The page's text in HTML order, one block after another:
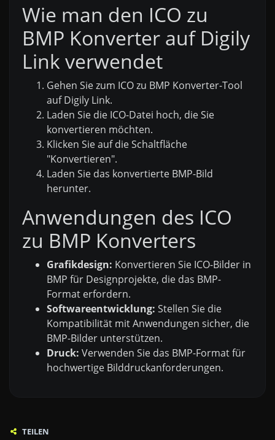
Wie man den ICO zu
BMP Konverter auf Digily
Link verwendet
Gehen Sie zum ICO zu BMP Konverter-Tool
auf Digily Link.
Laden Sie die ICO-Datei hoch, die Sie
konvertieren möchten.
Klicken Sie auf die Schaltfläche
"Konvertieren".
Laden Sie das konvertierte BMP-Bild
herunter.
Anwendungen des ICO
zu BMP Konverters
Grafikdesign: Konvertieren Sie ICO-Bilder in
BMP für Designprojekte, die das BMP-
Format erfordern.
Softwareentwicklung: Stellen Sie die
Kompatibilität mit Anwendungen sicher, die
BMP-Bilder unterstützen.
Druck: Verwenden Sie das BMP-Format für
hochwertige Bilddruckanforderungen.
TEILEN